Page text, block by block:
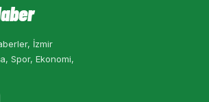
İzmir
Spor, Ekonomi,